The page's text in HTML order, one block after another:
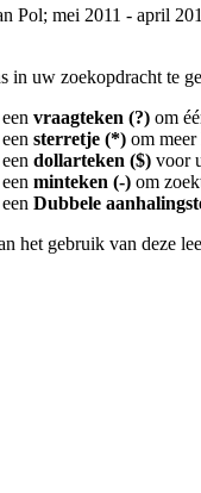
Pol; mei 2011 - april
in uw zoekopdracht te
vraagteken (?) om
sterretje (*) om meer
dollarteken ($) voor
minteken (-) om
Dubbele
het gebruik van deze